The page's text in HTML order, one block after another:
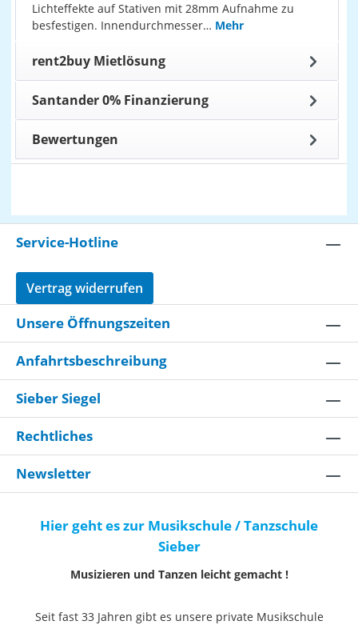
Lichteffekte auf Stativen mit 28mm Aufnahme zu
besfestigen. Innendurchmesser… Mehr
rent2buy Mietlösung
Santander 0% Finanzierung
Bewertungen
Service-Hotline
Vertrag widerrufen
Unsere Öffnungszeiten
Anfahrtsbeschreibung
Sieber Siegel
Rechtliches
Newsletter
Hier geht es zur Musikschule / Tanzschule
Sieber
Musizieren und Tanzen leicht gemacht !
Seit fast 33 Jahren gibt es unsere private Musikschule